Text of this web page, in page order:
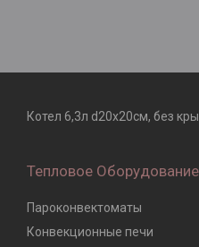
Котел 6,3л d20х20см, без
Тепловое Оборудование
Пароконвектоматы
Конвекционные печи